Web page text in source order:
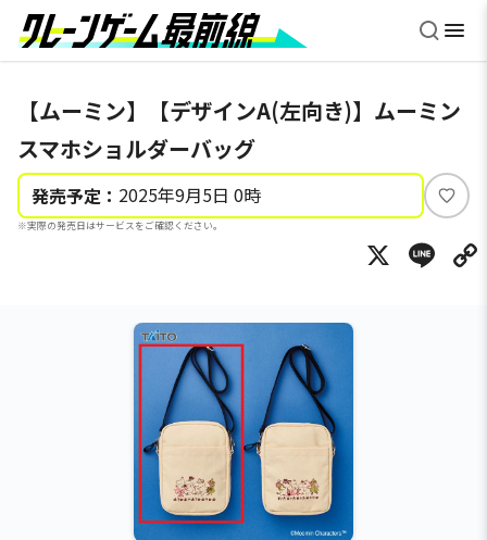
【ムーミン】【デザインA(左向き)】ムーミン
スマホショルダーバッグ
発売予定： 2025年9月5日 0時
※実際の発売日はサービスをご確認ください。
い
ね
X